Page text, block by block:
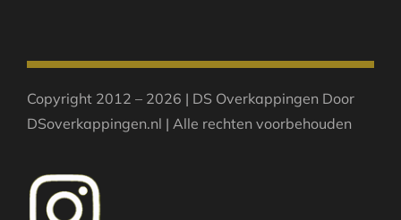
Copyright 2012 – 2026 | DS Overkappingen Door
DSoverkappingen.nl | Alle rechten voorbehouden